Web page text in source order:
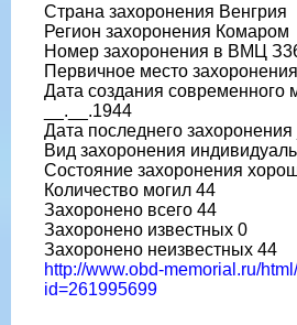
Страна захоронения Венгрия
Регион захоронения Комаром
Номер захоронения в ВМЦ
Первичное место
Дата создания современного
__.__.1944
Дата последнего
Вид захоронения
Состояние захоронения
Количество могил 44
Захоронено всего 44
Захоронено известных 0
Захоронено неизвестных 44
http://www.obd-memorial.ru/
id=261995699